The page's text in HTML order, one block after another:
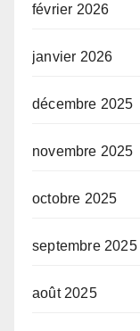
février 2026
janvier 2026
décembre 2025
novembre 2025
octobre 2025
septembre 2025
août 2025